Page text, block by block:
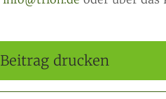
Beitrag drucken